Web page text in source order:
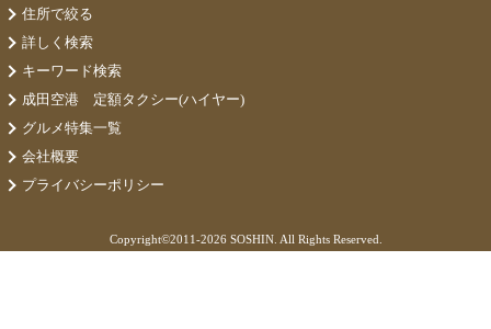
住所で絞る
詳しく検索
キーワード検索
成田空港 定額タクシー(ハイヤー)
グルメ特集一覧
会社概要
プライバシーポリシー
Copyright©2011-2026 SOSHIN. All Rights Reserved.